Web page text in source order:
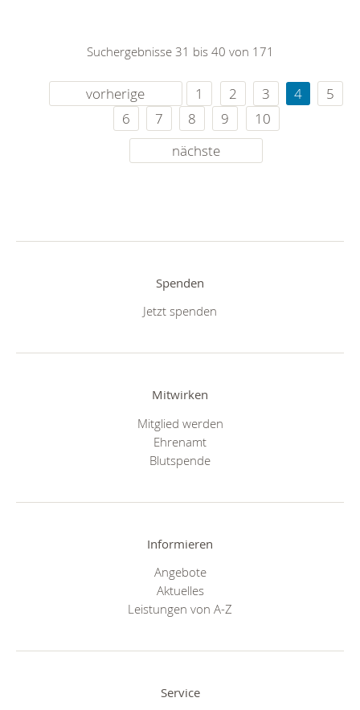
Suchergebnisse 31 bis 40 von 171
vorherige 1 2 3 4
5
6
7 8 9
10
nächste
Spenden
Jetzt spenden
Mitwirken
Mitglied werden
Ehrenamt
Blutspende
Informieren
Angebote
Aktuelles
Leistungen von A-Z
Service